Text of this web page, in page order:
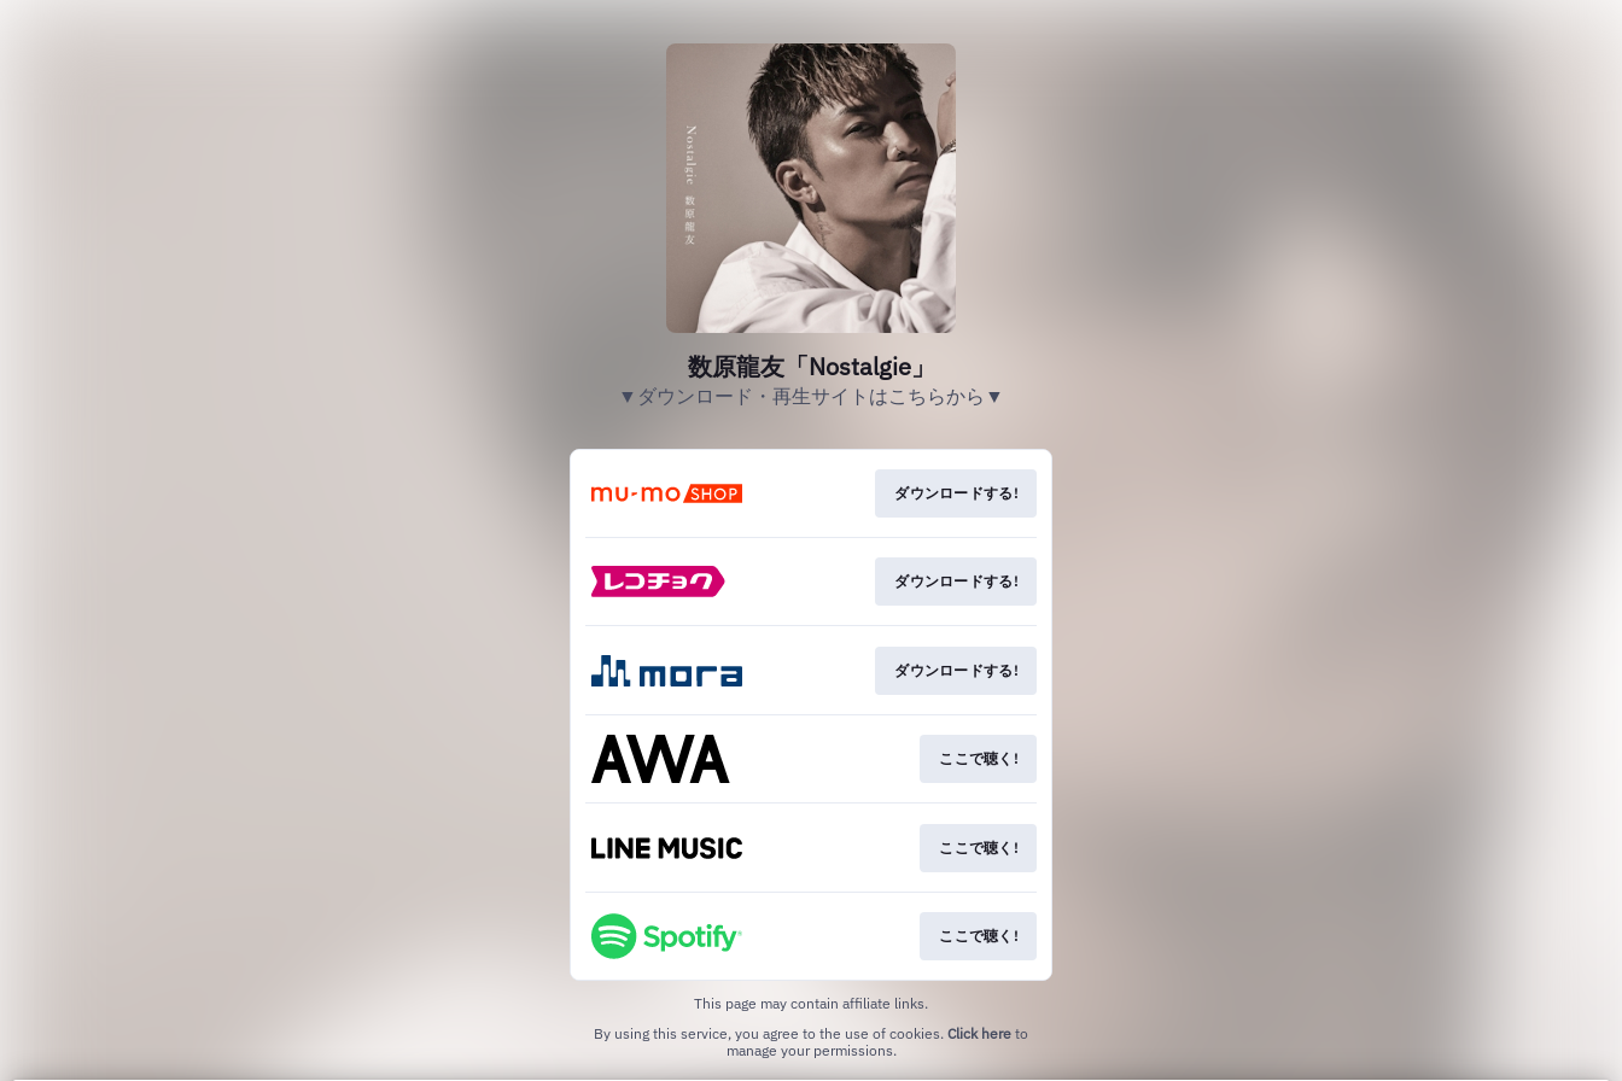
数原龍友「Nostalgie」
▼ダウンロード・再生サイトはこちらから▼
ダウンロードする!
ダウンロードする!
ダウンロードする!
ここで聴く!
ここで聴く!
ここで聴く!
This page may contain affiliate links.
By using this service, you agree to the use of cookies. Click here to
manage your permissions.